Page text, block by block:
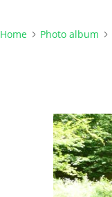
Home Photo album